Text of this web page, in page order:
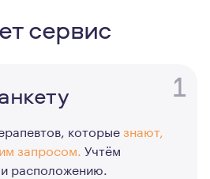
сервис
1
которыезнают,
запросом. Учтём
расположению.